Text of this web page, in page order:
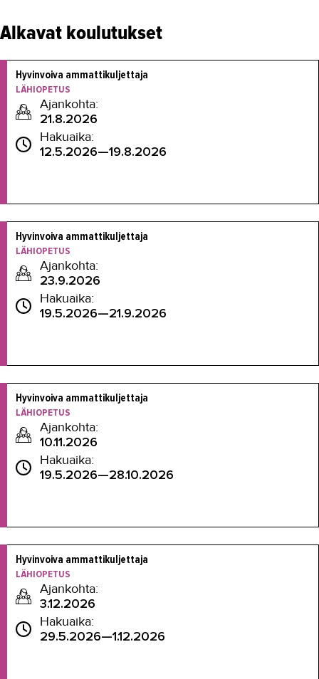
Alkavat koulutukset
Hyvinvoiva ammattikuljettaja
LÄHIOPETUS
Ajankohta:
21.8.2026
Hakuaika:
12.5.2026—19.8.2026
Hyvinvoiva ammattikuljettaja
LÄHIOPETUS
Ajankohta:
23.9.2026
Hakuaika:
19.5.2026—21.9.2026
Hyvinvoiva ammattikuljettaja
LÄHIOPETUS
Ajankohta:
10.11.2026
Hakuaika:
19.5.2026—28.10.2026
Hyvinvoiva ammattikuljettaja
LÄHIOPETUS
Ajankohta:
3.12.2026
Hakuaika:
29.5.2026—1.12.2026